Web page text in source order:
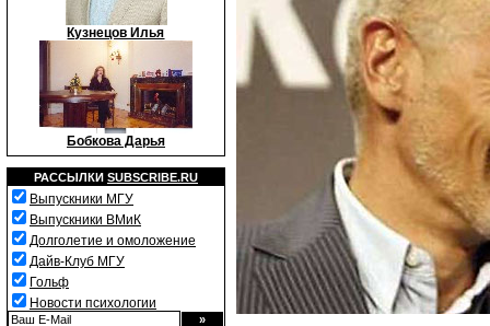
Кузнецов Илья
Бобкова Дарья
РАССЫЛКИ SUBSCRIBE.RU
Выпускники МГУ
Выпускники ВМиК
Долголетие и омоложение
Дайв-Клуб МГУ
Гольф
Новости психологии